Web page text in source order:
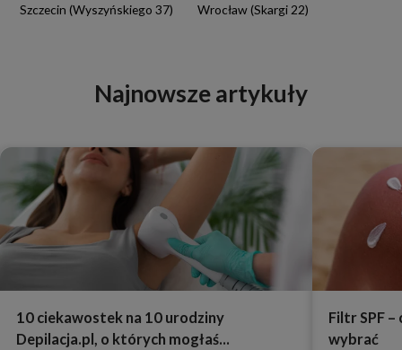
Szczecin (Wyszyńskiego 37) Wrocław (Skargi 22)
Najnowsze artykuły
10 ciekawostek na 10 urodziny
Depilacja.pl, o których mogłaś...
Filtr SPF
wybrać